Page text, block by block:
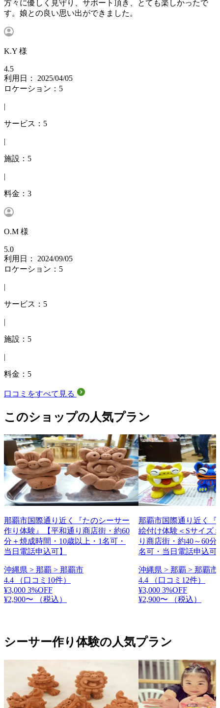
方々に優しく見守り、サポート頂き、とても楽しかったで
す。娘との良い思い出ができました。
K.Y 様
4.5
利用日： 2025/04/05
ロケーション：5
|
サービス：5
|
施設：5
|
料金：3
O.M 様
5.0
利用日： 2024/09/05
ロケーション：5
|
サービス：5
|
施設：5
|
料金：5
口コミをすべて見る
このショップの人気プラン
那覇市国際通り近く『たのシーサー
作り体験』【平和通り商店街・約60
分＋焼成時間・10歳以上・1名可・
当日電話申込可】
沖縄県 > 那覇 > 那覇市
4.4
（口コミ10件）
¥3,000 3%OFF
¥2,900〜
（税込）
那覇市国際通り近く『
絵付け体験＜Sサイズ
り商店街・約40～60
名可・当日電話申込可
沖縄県 > 那覇 > 那覇市
4.4
（口コミ12件）
¥3,000 3%OFF
¥2,900〜
（税込）
シーサー作り体験の人気プラン